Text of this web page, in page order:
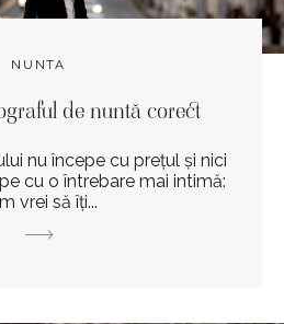
NUNTA
de nuntă corect
nu începe cu prețul și nici
cu o întrebare mai intimă:
vrei să îți...